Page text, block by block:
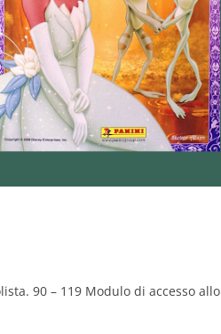
90 – 119 Modulo di accesso allo